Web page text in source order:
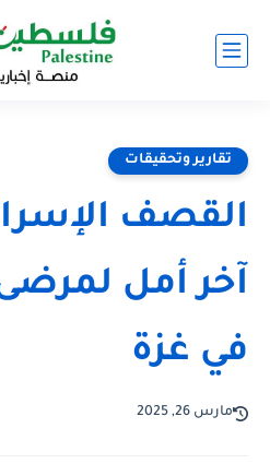
تقارير وتحقيقات
القصف
آخر أمل
في غزة
مارس 26, 2025